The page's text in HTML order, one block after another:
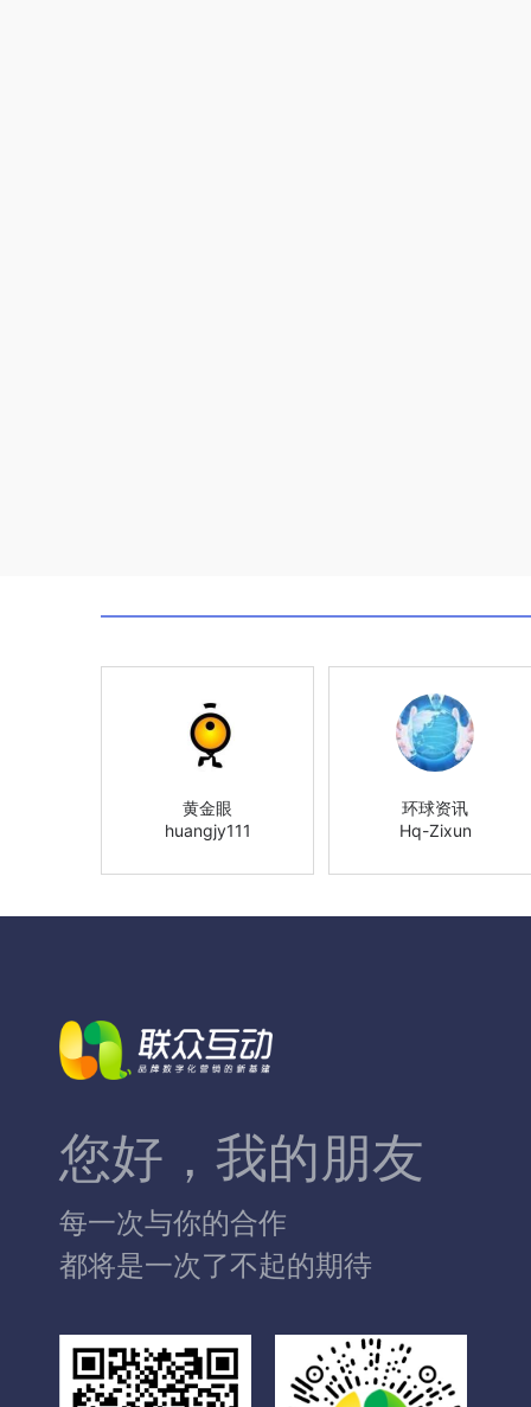
黄金眼
huangjy111
环球资讯
Hq-Zixun
您好，我的朋友
每一次与你的合作
都将是一次了不起的期待